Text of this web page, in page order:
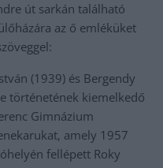
út sarkán található
az ő emléküket
(1939) és Bergendy
történetének kiemelkedő
Gimnázium
amely 1957
fellépett Roky